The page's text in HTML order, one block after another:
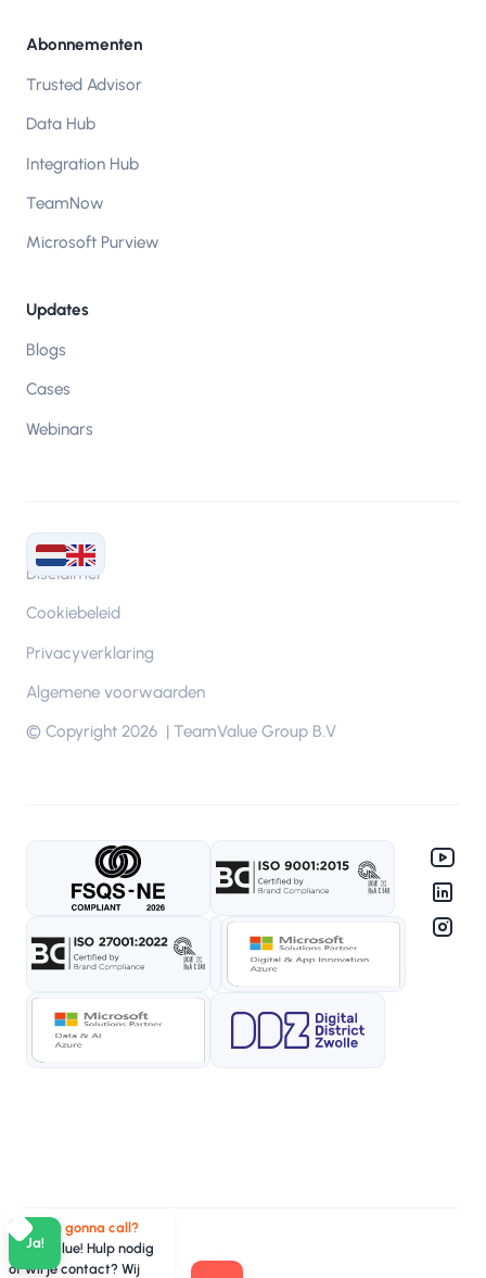
Abonnementen
Trusted Advisor
Data Hub
Integration Hub
TeamNow
Microsoft Purview
Updates
Blogs
Cases
Webinars
© Copyright 2026 | TeamValue Group B.V
Disclaimer
Cookiebeleid
Privacyverklaring
Algemene voorwaarden
Ja!
Who you gonna call?
TeamValue! Hulp nodig
of wil je contact? Wij